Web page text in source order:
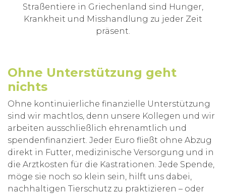
Straßentiere in Griechenland sind Hunger,
Krankheit und Misshandlung zu jeder Zeit
präsent.
Ohne Unterstützung geht
nichts
Ohne kontinuierliche finanzielle Unterstützung
sind wir machtlos, denn unsere Kollegen und wir
arbeiten ausschließlich ehrenamtlich und
spendenfinanziert. Jeder Euro fließt ohne Abzug
direkt in Futter, medizinische Versorgung und in
die Arztkosten für die Kastrationen. Jede Spende,
möge sie noch so klein sein, hilft uns dabei,
nachhaltigen Tierschutz zu praktizieren – oder